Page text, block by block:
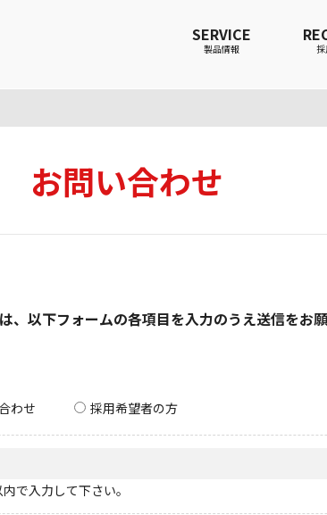
SERVICE
製品情報
お問い合わせ
、以下フォームの各項目を入力のうえ送信をお
わせ 採用希望者の方
で入力して下さい。